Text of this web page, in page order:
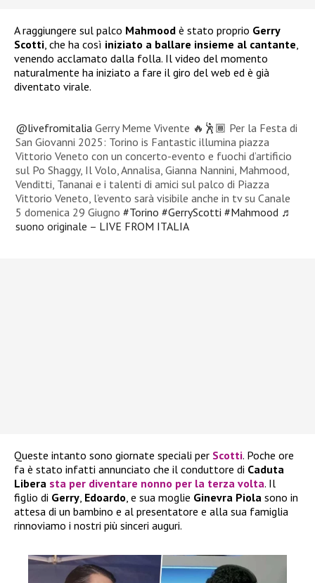
A raggiungere sul palco Mahmood è stato proprio Gerry
Scotti , che ha così iniziato a ballare insieme al cantante
venendo acclamato dalla folla. Il video del momento
naturalmente ha iniziato a fare il giro del web ed è già
diventato virale.
@livefromitalia Gerry Meme Vivente 🔥🕺🏾 Per la Festa di
San Giovanni 2025: Torino is Fantastic illumina piazza
Vittorio Veneto con un concerto-evento e fuochi d’artificio
sul Po Shaggy, Il Volo, Annalisa, Gianna Nannini, Mahmood,
Venditti, Tananai e i talenti di amici sul palco di Piazza
Vittorio Veneto, l’evento sarà visibile anche in tv su Canale
5 domenica 29 Giugno#Torino #GerryScotti #Mahmood ♬
suono originale – LIVE FROM ITALIA
Queste intanto sono giornate speciali per Scotti. Poche ore
fa è stato infatti annunciato che il conduttore di Caduta
Libera sta per diventare nonno per la terza volta. Il
figlio di Gerry, Edoardo, e sua moglie Ginevra Piola sono in
attesa di un bambino e al presentatore e alla sua famiglia
rinnoviamo i nostri più sinceri auguri.